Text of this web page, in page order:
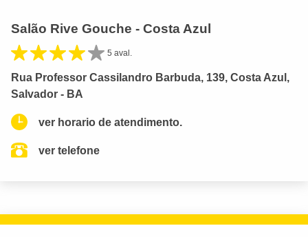
Salão Rive Gouche - Costa Azul
5 aval.
Rua Professor Cassilandro Barbuda, 139, Costa Azul,
Salvador - BA
ver horario de atendimento.
ver telefone